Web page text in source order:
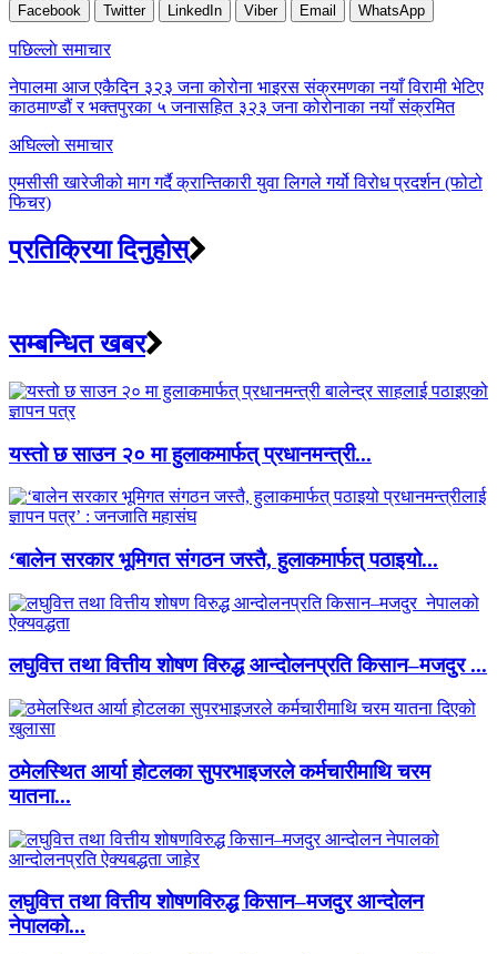
Facebook Twitter LinkedIn Viber Email WhatsApp
Post
navigation
पछिल्लाे समाचार
नेपालमा आज एकैदिन ३२३ जना कोरोना भाइरस संक्रमणका नयाँ विरामी भेटिए
काठमाण्डौं र भक्तपुरका ५ जनासहित ३२३ जना कोरोनाका नयाँ संक्रमित
अघिल्लाे समाचार
एमसीसी खारेजीको माग गर्दै क्रान्तिकारी युवा लिगले गर्यो विरोध प्रदर्शन (फोटो
फिचर)
प्रतिक्रिया दिनुहोस्
सम्बन्धित खबर
यस्तो छ साउन २० मा हुलाकमार्फत् प्रधानमन्त्री...
‘बालेन सरकार भूमिगत संगठन जस्तै, हुलाकमार्फत् पठाइयो...
लघुवित्त तथा वित्तीय शोषण विरुद्ध आन्दोलनप्रति किसान–मजदुर ...
ठमेलस्थित आर्या होटलका सुपरभाइजरले कर्मचारीमाथि चरम
यातना...
लघुवित्त तथा वित्तीय शोषणविरुद्ध किसान–मजदुर आन्दोलन
नेपालको...